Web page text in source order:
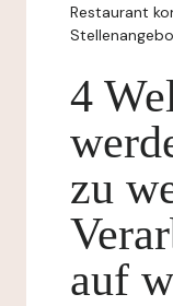
Restaurant
4
zu
auf